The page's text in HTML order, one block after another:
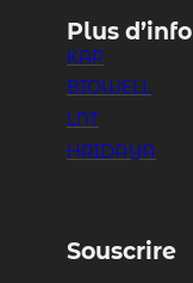
Plus d’info
KAP
BIOWELL
LNT
HRIDAYA
Souscrire